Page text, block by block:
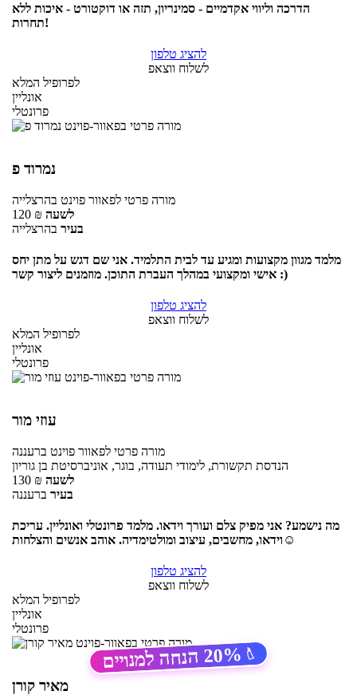
הדרכה וליווי אקדמיים - סמינריון, תזה או דוקטורט - איכות ללא
תחרות!
להציג טלפון
לשלוח ווצאפ
לפרופיל המלא
אונליין
פרונטלי
נמרוד פ
מורה פרטי לפאוור פוינט בהרצלייה
120 ₪ לשעה
בעיר בהרצלייה
מלמד מגוון מקצועות ומגיע עד לבית התלמיד. אני שם דגש על מתן יחס
אישי ומקצועי במהלך העברת התוכן. מוזמנים ליצור קשר :)
להציג טלפון
לשלוח ווצאפ
לפרופיל המלא
אונליין
פרונטלי
עוזי מור
מורה פרטי לפאוור פוינט ברעננה
הנדסת תקשורת, לימודי תעודה, בוגר, אוניברסיטת בן גוריון
130 ₪ לשעה
בעיר ברעננה
מה נישמע? אני מפיק צלם ועורך וידאו. מלמד פרונטלי ואונליין. עריכת
וידאו, מחשבים, עיצוב ומולטימדיה. אוהב אנשים והצלחות☺
להציג טלפון
לשלוח ווצאפ
לפרופיל המלא
אונליין
פרונטלי
🏷️
20%
הנחה למנויים
מאיר קורן